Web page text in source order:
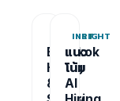
REPORT
Bangkok
Hiring
&
INSIGHT
แนว
โน้ม
AI